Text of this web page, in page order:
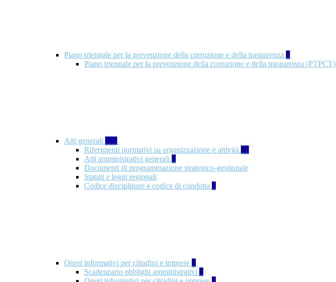
Piano triennale per la prevenzione della corruzione e della trasparenza 4
Piano triennale per la prevenzione della corruzione e della trasparenza (PTPCT)
Atti generali 125
Riferimenti normativi su organizzazione e attività 76
Atti amministrativi generali 3
Documenti di programmazione strategico-gestionale
Statuti e leggi regionali
Codice disciplinare e codice di condotta 1
Oneri informativi per cittadini e imprese 8
Scadenzario obblighi amministrativi 1